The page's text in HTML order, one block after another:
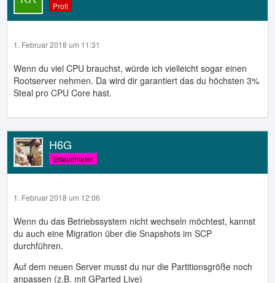
Profi
1. Februar 2018 um 11:31
Wenn du viel CPU brauchst, würde ich vielleicht sogar einen
Rootserver nehmen. Da wird dir garantiert das du höchsten 3%
Steal pro CPU Core hast.
H6G
Erleuchteter
1. Februar 2018 um 12:06
Wenn du das Betriebssystem nicht wechseln möchtest, kannst
du auch eine Migration über die Snapshots im SCP
durchführen.
Auf dem neuen Server musst du nur die Partitionsgröße noch
anpassen (z.B. mit GParted Live)